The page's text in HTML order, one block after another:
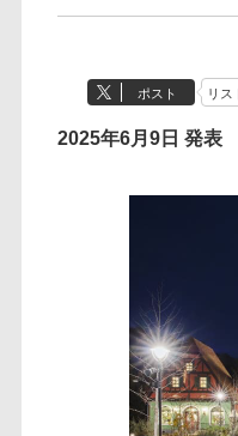
ポスト リス
2025年6月9日 発表